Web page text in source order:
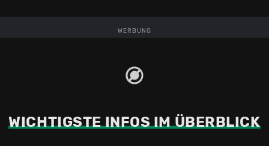
WERBUNG
WICHTIGSTE INFOS IM ÜBERBLICK